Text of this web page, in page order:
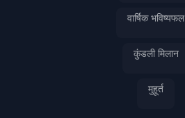
वार्षिक भविष्यफल
कुंडली मिलान
मुहूर्त